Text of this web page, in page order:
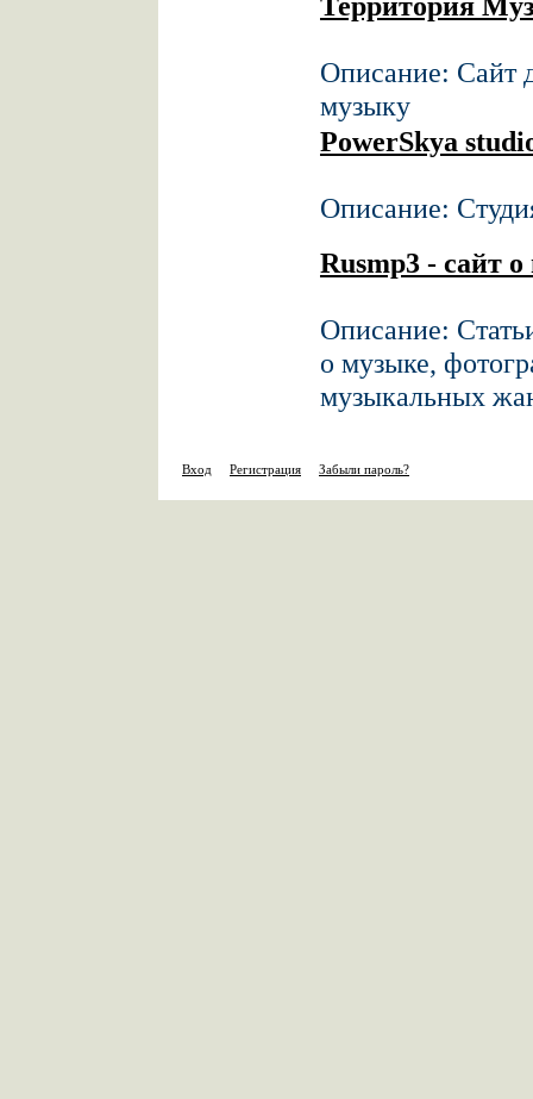
Описание: Сайт
музыку
PowerSkya
Описание:
Rusmp3 - сайт
Описание:
о музыке,
музыкальных
Вход Регистрация Забыли пароль?